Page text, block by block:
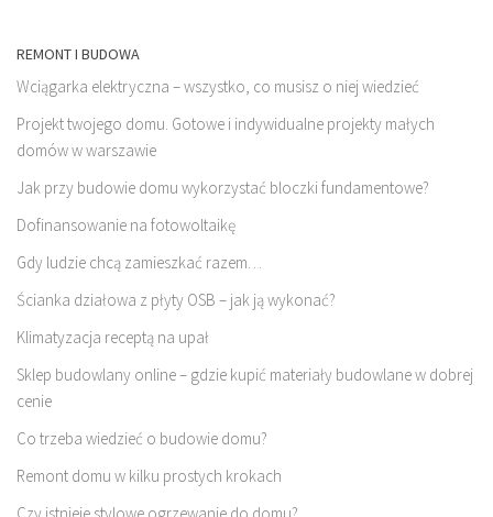
REMONT I BUDOWA
Wciągarka elektryczna – wszystko, co musisz o niej wiedzieć
Projekt twojego domu. Gotowe i indywidualne projekty małych
domów w warszawie
Jak przy budowie domu wykorzystać bloczki fundamentowe?
Dofinansowanie na fotowoltaikę
Gdy ludzie chcą zamieszkać razem…
Ścianka działowa z płyty OSB – jak ją wykonać?
Klimatyzacja receptą na upał
Sklep budowlany online – gdzie kupić materiały budowlane w dobrej
cenie
Co trzeba wiedzieć o budowie domu?
Remont domu w kilku prostych krokach